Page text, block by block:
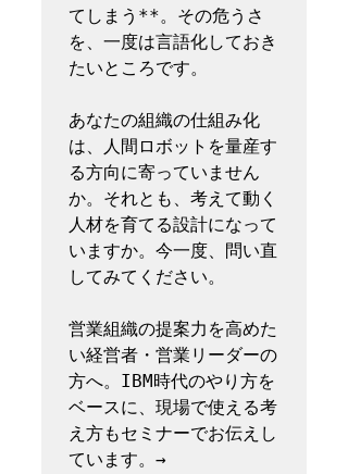
てしまう**。その危うさ
を、一度は言語化しておき
たいところです。
あなたの組織の仕組み化
は、人間ロボットを量産す
る方向に寄っていません
か。それとも、考えて動く
人材を育てる設計になって
いますか。今一度、問い直
してみてください。
営業組織の提案力を高めた
い経営者・営業リーダーの
方へ。IBM時代のやり方を
ベースに、現場で使える考
え方もセミナーでお伝えし
ています。→